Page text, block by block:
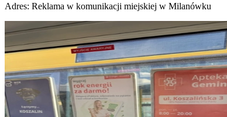
Adres: Reklama w komunikacji miejskiej w Milanówku